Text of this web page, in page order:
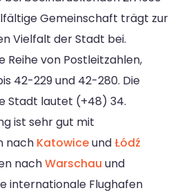
Gemeinschaft trägt zur
Vielfalt der Stadt bei.
Reihe von Postleitzahlen,
42-229 und 42-280. Die
Stadt lautet (+48) 34.
ist sehr gut mit
nach KatowiceundŁódź
nachWarschau und
internationale Flughafen